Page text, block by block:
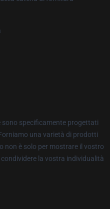
specificamente progettati
una varietà di prodotti
non è solo per mostrare il vostro
la vostra individualità